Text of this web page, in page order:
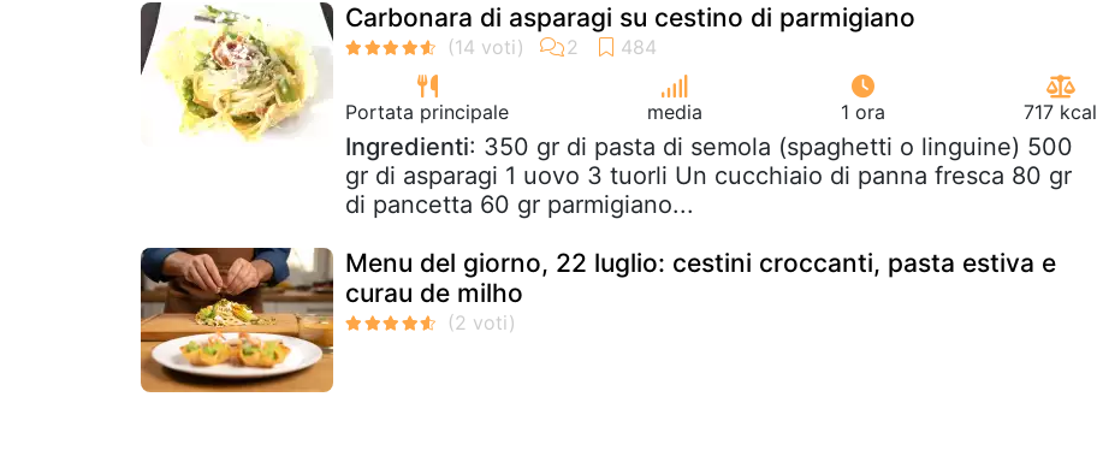
Carbonara di asparagi su cestino di parmigiano
Portata principale media 1 ora 717 kcal
Ingredienti: 350 gr di pasta di semola (spaghetti o linguine) 500
gr di asparagi 1 uovo 3 tuorli Un cucchiaio di panna fresca 80 gr
di pancetta 60 gr parmigiano...
Menu del giorno, 22 luglio: cestini croccanti, pasta estiva e
curau de milho